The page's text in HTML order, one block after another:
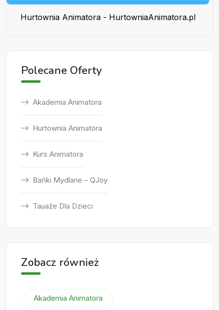
Hurtownia Animatora - HurtowniaAnimatora.pl
Polecane Oferty
Akademia Animatora
Hurtownia Animatora
Kurs Animatora
Bańki Mydlane – QJoy
Tauaże Dla Dzieci
Zobacz również
Akademia Animatora